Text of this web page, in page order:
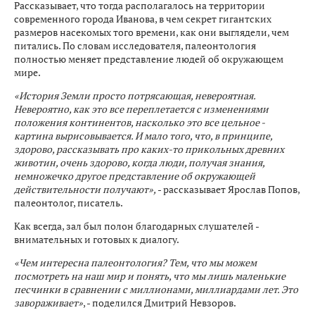
Рассказывает, что тогда располагалось на территории
современного города Иванова, в чем секрет гигантских
размеров насекомых того времени, как они выглядели, чем
питались. По словам исследователя, палеонтология
полностью меняет представление людей об окружающем
мире.
«История Земли просто потрясающая, невероятная.
Невероятно, как это все переплетается с изменениями
положения континентов, насколько это все цельное -
картина вырисовывается. И мало того, что, в принципе,
здорово, рассказывать про каких-то прикольных древних
животин, очень здорово, когда люди, получая знания,
немножечко другое представление об окружающей
действительности получают», - рассказывает Ярослав Попов,
палеонтолог, писатель.
Как всегда, зал был полон благодарных слушателей -
внимательных и готовых к диалогу.
«Чем интересна палеонтология? Тем, что мы можем
посмотреть на наш мир и понять, что мы лишь маленькие
песчинки в сравнении с миллионами, миллиардами лет. Это
завораживает», - поделился Дмитрий Невзоров.